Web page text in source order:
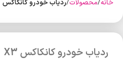
خانه محصولات ردیاب خودرو کانکاکس
ردیاب خودرو کانکاکس X3